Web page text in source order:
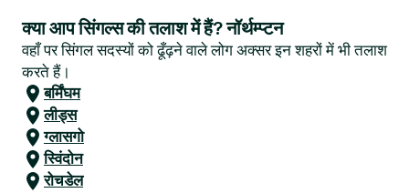
क्या आप सिंगल्स की तलाश में हैं? नॉर्थम्प्टन
वहाँ पर सिंगल सदस्यों को ढूँढ़ने वाले लोग अक्सर इन शहरों में भी तलाश
करते हैं।
बर्मिंघम
लीड्स
ग्लासगो
स्विंदोन
रोचडेल